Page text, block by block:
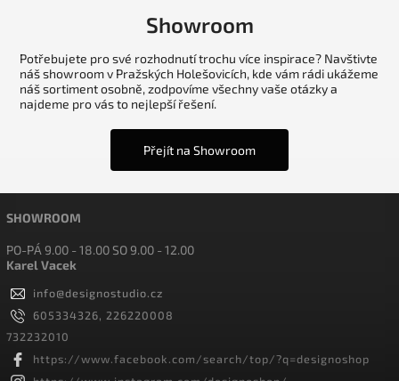
Showroom
Potřebujete pro své rozhodnutí trochu více inspirace? Navštivte
náš showroom v Pražských Holešovicích, kde vám rádi ukážeme
náš sortiment osobně, zodpovíme všechny vaše otázky a
najdeme pro vás to nejlepší řešení.
Přejít na Showroom
SHOWROOM
PO-PÁ 9.00 - 18.00 SO 9.00 - 12.00
Karel Vacek
info@designostudio.cz
605334326, 226220008
732232010
https://www.facebook.com/search/top/?q=designoshop